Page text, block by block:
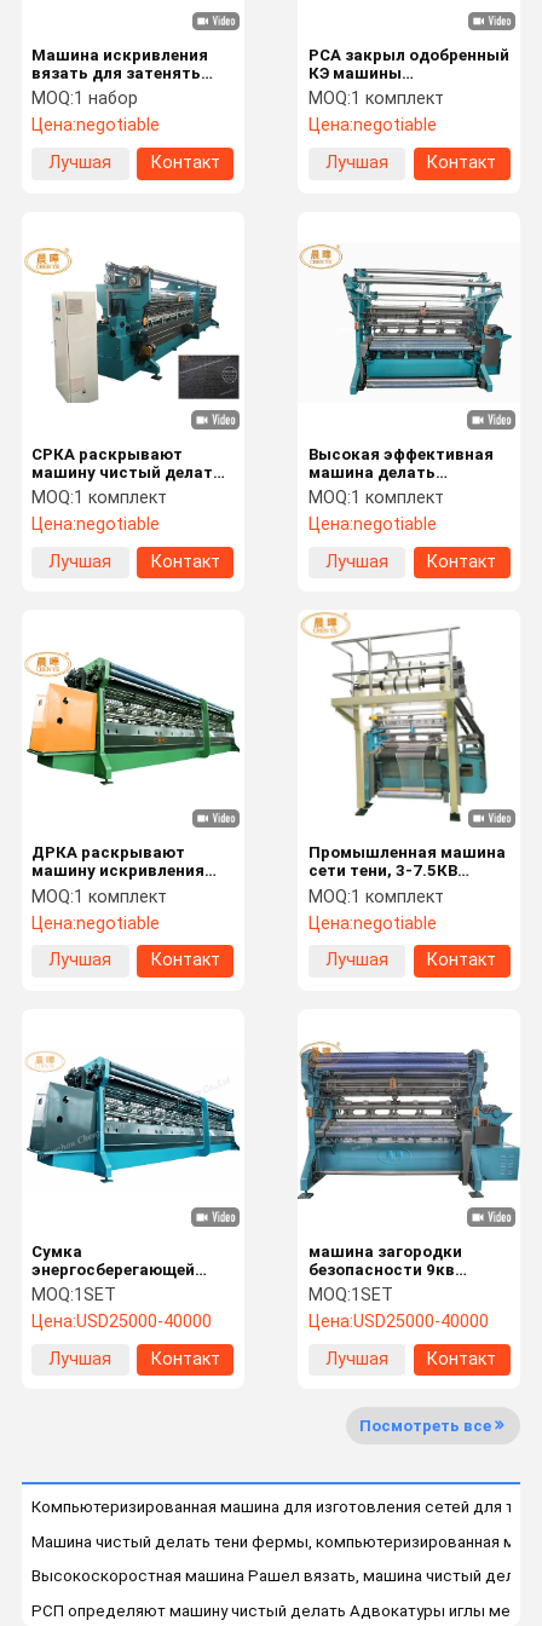
Контроль
Машина делать рыболовной сети
Машина чистый делать тени
Аграрная машина плетения
Машина чистой сумки
Искусственная машина травы
РСА закрыл одобренный
КЭ машины
производства сети тени
кулачка
высокоскоростной
MOQ:1 комплект
Цена:negotiable
Лучшая
Контакт
Машина искривления
вязать для затенять
чистый одиночный
прутковый автомат
иглы
MOQ:1 набор
Цена:negotiable
Лучшая
Контакт
Высокая эффективная
машина делать
рыболовной сети с 135"
- 260" работая ширина
MOQ:1 комплект
Цена:negotiable
Лучшая
Контакт
СРКА раскрывают
машину чистый делать
тени кулачка легкое
обслуживание для ферм
MOQ:1 комплект
Цена:negotiable
Лучшая
Контакт
Промышленная машина
сети тени, 3-7.5КВ
компьютеризировала
вязать машину
MOQ:1 комплект
Цена:negotiable
Лучшая
Контакт
ДРКА раскрывают
машину искривления
Рашел кулачка вязать,
двойную машину сети
Рашел Адвокатуры
MOQ:1 комплект
Цена:negotiable
Лучшая
Контакт
машина загородки
безопасности 9кв
чистая вязать с
производственной
мощностью 300-400 Кг/
MOQ:1SET
Цена:USD25000-40000
Лучшая
Контакт
Сумка
энергосберегающей
сетки ПП/ПЭ делая
машину для паковать
овощей и плодов
MOQ:1SET
Цена:USD25000-40000
Лучшая
Контакт
Посмотреть все
Компьютеризированная машина для изготовления сетей для
Машина чистый делать тени фермы, компьютеризированная
Высокоскоростная машина Рашел вязать, машина чистый
РСП определяют машину чистый делать Адвокатуры иглы